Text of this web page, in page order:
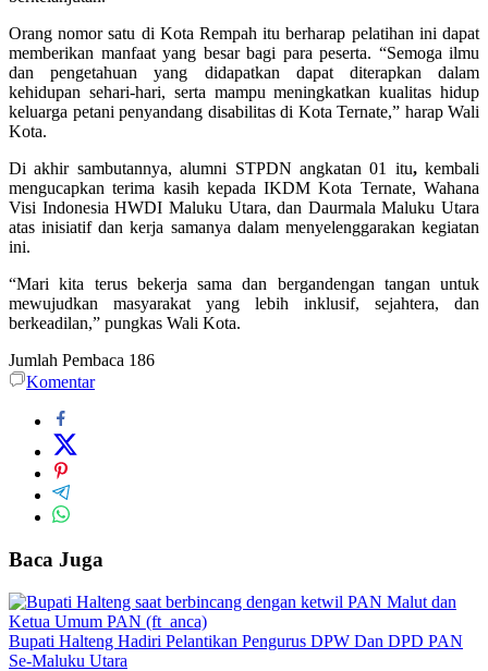
Orang nomor satu di Kota Rempah itu berharap pelatihan ini dapat
memberikan manfaat yang besar bagi para peserta. “Semoga ilmu
dan pengetahuan yang didapatkan dapat diterapkan dalam
kehidupan sehari-hari, serta mampu meningkatkan kualitas hidup
keluarga petani penyandang disabilitas di Kota Ternate,” harap Wali
Kota.
Di akhir sambutannya, alumni STPDN angkatan 01 itu,kembali
mengucapkan terima kasih kepada IKDM Kota Ternate, Wahana
Visi Indonesia HWDI Maluku Utara, dan Daurmala Maluku Utara
atas inisiatif dan kerja samanya dalam menyelenggarakan kegiatan
ini.
“Mari kita terus bekerja sama dan bergandengan tangan untuk
mewujudkan masyarakat yang lebih inklusif, sejahtera, dan
berkeadilan,” pungkas Wali Kota.
Jumlah Pembaca 186
Komentar
Baca Juga
Bupati Halteng Hadiri Pelantikan Pengurus DPW Dan DPD PAN
Se-Maluku Utara